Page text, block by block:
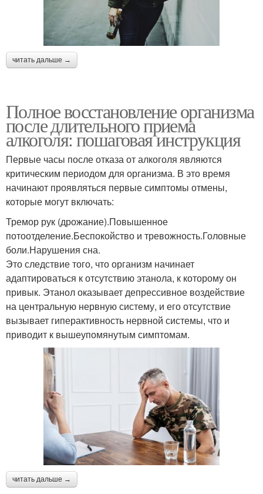
читать дальше →
Полное восстановление организма
после длительного приема
алкоголя: пошаговая инструкция
Первые часы после отказа от алкоголя являются
критическим периодом для организма. В это время
начинают проявляться первые симптомы отмены,
которые могут включать:
Тремор рук (дрожание).Повышенное
потоотделение.Беспокойство и тревожность.Головные
боли.Нарушения сна.
Это следствие того, что организм начинает
адаптироваться к отсутствию этанола, к которому он
привык. Этанол оказывает депрессивное воздействие
на центральную нервную систему, и его отсутствие
вызывает гиперактивность нервной системы, что и
приводит к вышеупомянутым симптомам.
читать дальше →